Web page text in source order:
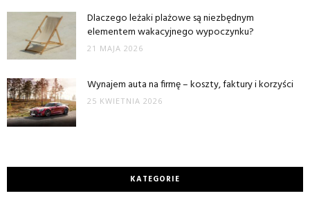
Dlaczego leżaki plażowe są niezbędnym
elementem wakacyjnego wypoczynku?
21 MAJA 2026
Wynajem auta na firmę – koszty, faktury i korzyści
25 KWIETNIA 2026
KATEGORIE